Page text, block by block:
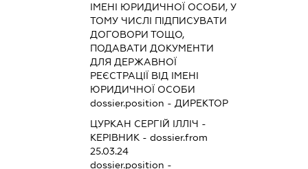
ІМЕНІ ЮРИДИЧНОЇ ОСОБИ, У
ТОМУ ЧИСЛІ ПІДПИСУВАТИ
ДОГОВОРИ ТОЩО,
ПОДАВАТИ ДОКУМЕНТИ
ДЛЯ ДЕРЖАВНОЇ
РЕЄСТРАЦІЇ ВІД ІМЕНІ
ЮРИДИЧНОЇ ОСОБИ
dossier.position - ДИРЕКТОР
ЦУРКАН СЕРГІЙ ІЛЛІЧ -
КЕРІВНИК - dossier.from
25.03.24
dossier.position -